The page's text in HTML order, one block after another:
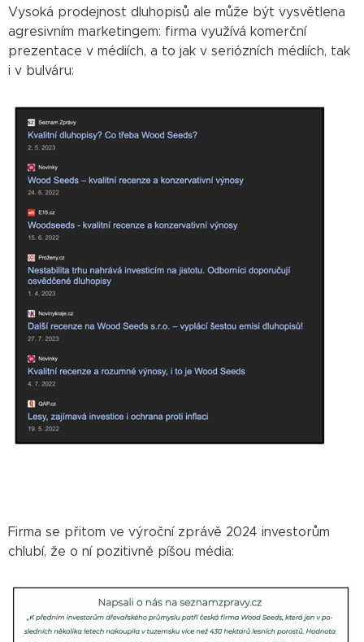
Vysoká prodejnost dluhopisů ale může být vysvětlena
agresivním marketingem: firma využívá komerční
prezentace v médiích, a to jak v seriózních médiích, tak
i v bulváru:
Firma se přitom ve výroční zprávě 2024 investorům
chlubí, že o ní pozitivně píšou média: